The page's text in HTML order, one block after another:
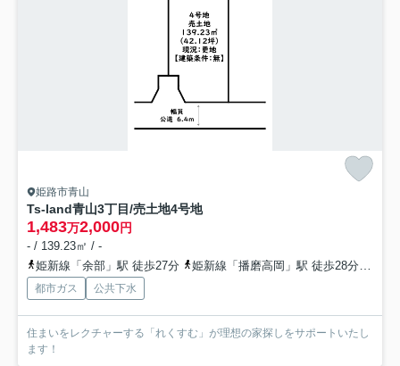
姫路市青山
Ts-land青山3丁目/売土地4号地
1,483万2,000円
- / 139.23㎡ / -
姫新線「余部」駅 徒歩27分
姫新線「播磨高岡」駅 徒歩28分
都市ガス 公共下水
住まいをレクチャーする「れくすむ」が理想の家探しをサポートいたし
ます！